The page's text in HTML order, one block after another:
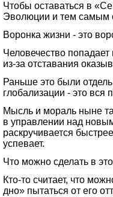
Чтобы оставаться в
Эволюции и тем самым
Воронка жизни - это
Человечество
из-за отставания
Раньше это были
глобализации - это вся
Мысль и мораль ныне
в управлении над
раскручивается
успевает.
Что можно сделать в
Кто-то считает, что
дно» пытаться от его